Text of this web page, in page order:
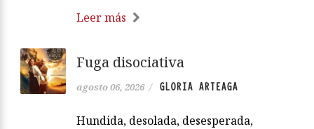
Leer más
Fuga disociativa
agosto 06, 2026 / GLORIA ARTEAGA
Hundida, desolada, desesperada,